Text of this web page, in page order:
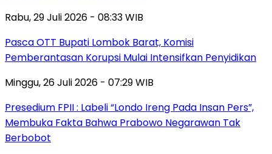
Rabu, 29 Juli 2026 - 08:33 WIB
Pasca OTT Bupati Lombok Barat, Komisi
Pemberantasan Korupsi Mulai Intensifkan Penyidikan
Minggu, 26 Juli 2026 - 07:29 WIB
Presedium FPII : Labeli “Londo Ireng Pada Insan Pers”,
Membuka Fakta Bahwa Prabowo Negarawan Tak
Berbobot